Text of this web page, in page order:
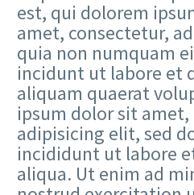
est, qui dolorem
amet, consectetur,
quia non numquam
incidunt ut labore et
aliquam quaerat
ipsum dolor sit
adipisicing elit, sed
incididunt ut labore
aliqua. Ut enim ad